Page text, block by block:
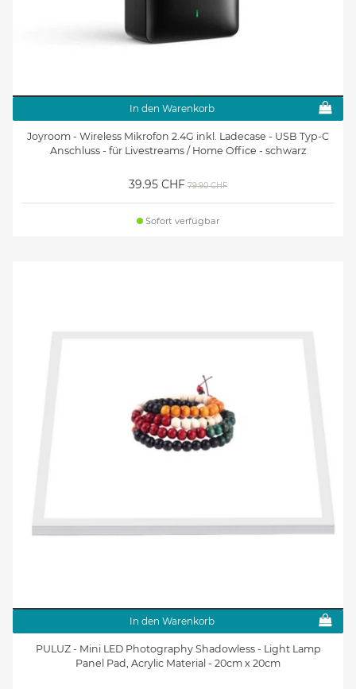
In den Warenkorb
Joyroom - Wireless Mikrofon 2.4G inkl. Ladecase - USB Typ-C
Anschluss - für Livestreams / Home Office - schwarz
39.95 CHF 79.90 CHF
Sofort verfügbar
In den Warenkorb
PULUZ - Mini LED Photography Shadowless - Light Lamp
Panel Pad, Acrylic Material - 20cm x 20cm